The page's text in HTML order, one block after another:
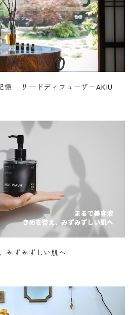
憶 リードディフューザーAKIU
みずみずしい肌へ